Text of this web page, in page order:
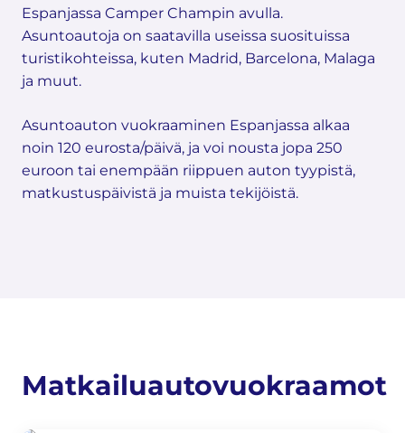
Espanjassa Camper Champin avulla.
Asuntoautoja on saatavilla useissa suosituissa
turistikohteissa, kuten Madrid, Barcelona, Malaga
ja muut.
Asuntoauton vuokraaminen Espanjassa alkaa
noin 120 eurosta/päivä, ja voi nousta jopa 250
euroon tai enempään riippuen auton tyypistä,
matkustuspäivistä ja muista tekijöistä.
Matkailuautovuokraamot